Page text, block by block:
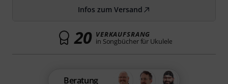
Infos zum Versand
20 VERKAUFSRANG
in Songbücher für Ukulele
Beratung